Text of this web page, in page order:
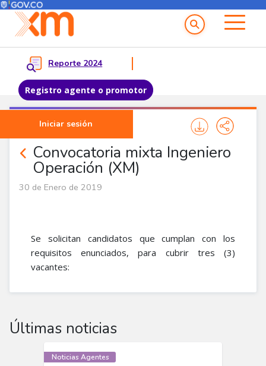
Pasar al contenido principal
Menú del Usuario
Reporte 2024
Registro agente o promotor
Iniciar sesión
Menu principal
Convocatoria mixta Ingeniero
Operación (XM)
Noticias Corporativas
30 de Enero de 2019
Se solicitan candidatos que cumplan con los
requisitos enunciados, para cubrir tres (3)
vacantes:​
Últimas noticias
Noticias Agentes